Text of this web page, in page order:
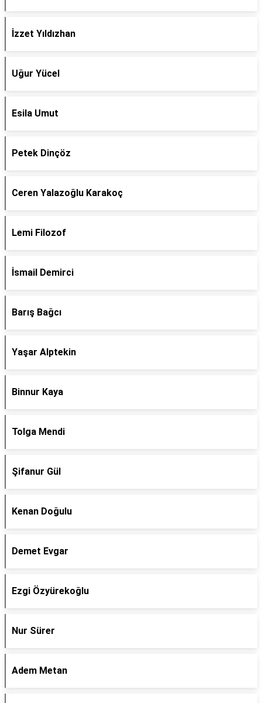
İzzet Yıldızhan
Uğur Yücel
Esila Umut
Petek Dinçöz
Ceren Yalazoğlu Karakoç
Lemi Filozof
İsmail Demirci
Barış Bağcı
Yaşar Alptekin
Binnur Kaya
Tolga Mendi
Şifanur Gül
Kenan Doğulu
Demet Evgar
Ezgi Özyürekoğlu
Nur Sürer
Adem Metan